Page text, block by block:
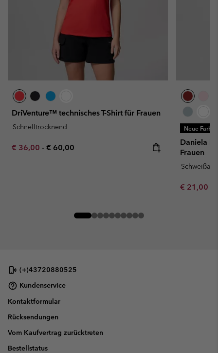
DriVenture™ technisches T-Shirt für Frauen
Schnelltrocknend
Minimum sale price:
€ 36,00 - Maximum price:
€ 60,00
Neue
Daniela
Frauen
Minimum
€ 21,00
(+)43720880525
Kundenservice
Kontaktformular
Rücksendungen
Vom Kaufvertrag zurücktreten
Bestellstatus